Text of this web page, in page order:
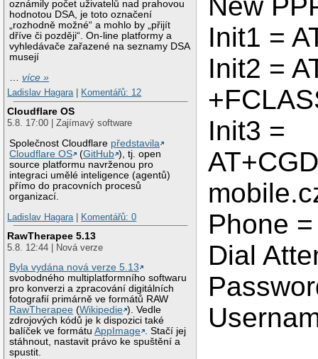
oznámily počet uživatelů nad prahovou
hodnotou DSA, je toto označení
„rozhodně možné“ a mohlo by „přijít
dříve či později“. On-line platformy a
vyhledávače zařazené na seznamy DSA
musejí
…více »
Ladislav Hagara| Komentářů: 12
Cloudflare OS
5.8. 17:00 | Zajímavý software
Společnost Cloudflare představila
Cloudflare OS
(GitHub ), tj. open
source platformu navrženou pro
integraci umělé inteligence (agentů)
přímo do pracovních procesů
organizací.
Ladislav Hagara| Komentářů: 0
RawTherapee 5.13
5.8. 12:44 | Nová verze
Byla vydána nová verze 5.13
svobodného multiplatformního softwaru
pro konverzi a zpracování digitálních
fotografií primárně ve formátů RAW
RawTherapee (Wikipedie ). Vedle
zdrojových kódů je k dispozici také
balíček ve formátuAppImage . Stačí jej
stáhnout, nastavit právo ke spuštění a
spustit.
New
Init1 =
Init2 =
Init3 =
Phone
Dial